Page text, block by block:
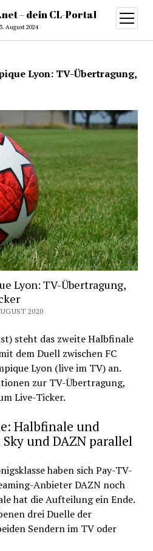
– dein CL-Portal
August 2024
Menü
öffnen
Lyon: TV-Übertragung,
Lyon: TV-Übertragung,
2020
steht das zweite Halbfinale
dem Duell zwischen FC
Lyon (live im TV) an.
zur TV-Übertragung,
Live-Ticker.
Halbfinale und
und DAZN parallel
haben sich Pay-TV-
Anbieter DAZN noch
hat die Aufteilung ein Ende.
drei Duelle der
Sendern im TV oder